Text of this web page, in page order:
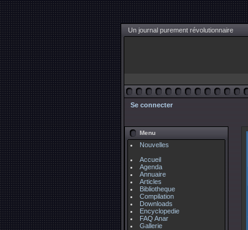
Un journal purement révolutionnaire
Se connecter
Menu
Nouvelles
Accueil
Agenda
Annuaire
Articles
Bibliotheque
Compilation
Downloads
Encyclopedie
FAQ Anar
Gallerie